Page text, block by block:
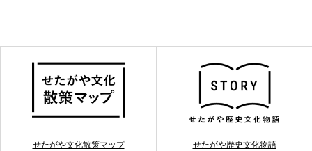
せたがや文化散策マップ せたがや歴史文化物語